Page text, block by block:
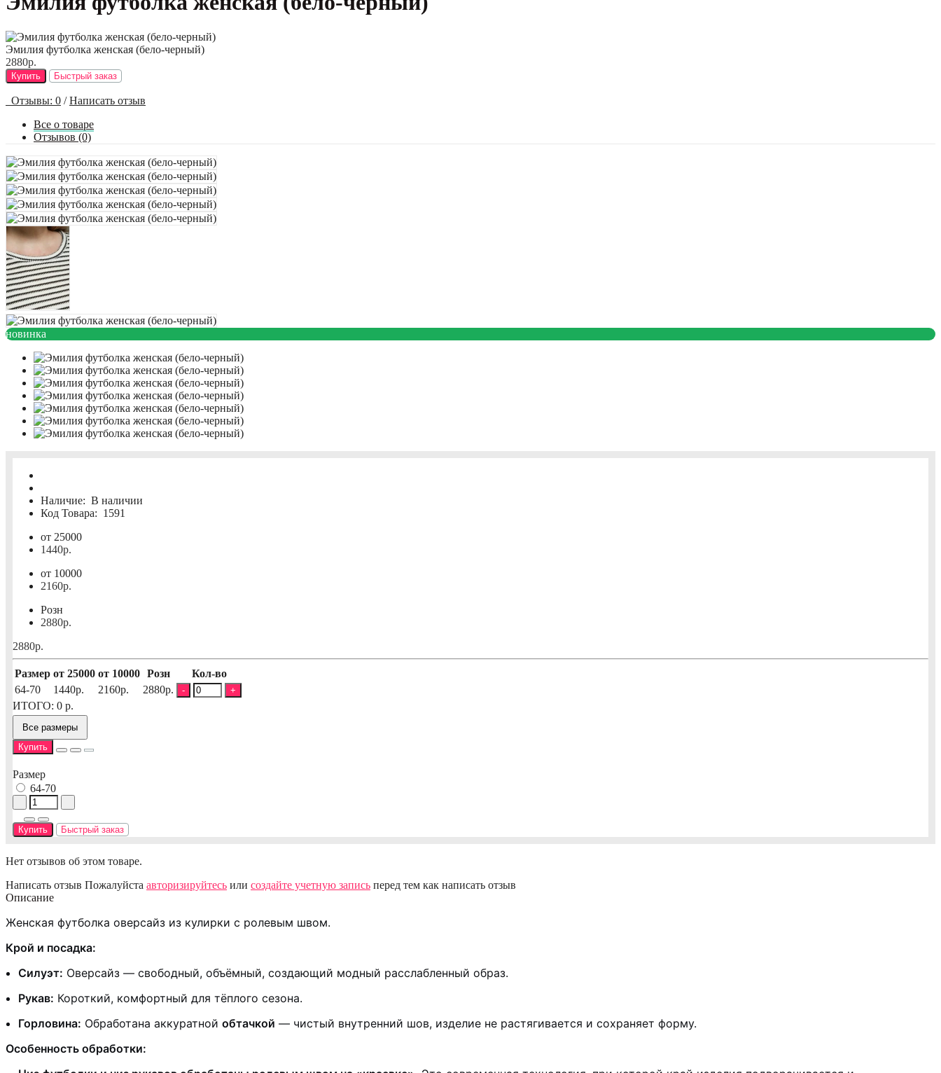
Эмилия футболка женская (бело-черный)
2880р.
Купить Быстрый заказ
Отзывы: 0 / Написать отзыв
Все о товаре
Отзывов (0)
новинка
Наличие: В наличии
Код Товара: 1591
от 25000
1440р.
от 10000
2160р.
Розн
2880р.
2880р.
Размер от 25000 от 10000 Розн
Кол-во
64-70
1440р. 2160р. 2880р. - +
ИТОГО: 0 р.
Все размеры
Купить
Размер
64-70
Купить Быстрый заказ
Нет отзывов об этом товаре.
Написать отзыв Пожалуйста авторизируйтесь или создайте учетную запись перед тем как написать отзыв
Описание
Женская футболка оверсайз из кулирки с ролевым швом.
Крой и посадка:
Силуэт: Оверсайз — свободный, объёмный, создающий модный расслабленный образ.
Рукав: Короткий, комфортный для тёплого сезона.
Горловина: Обработана аккуратной обтачкой — чистый внутренний шов, изделие не растягивается и сохраняет форму.
Особенность обработки: